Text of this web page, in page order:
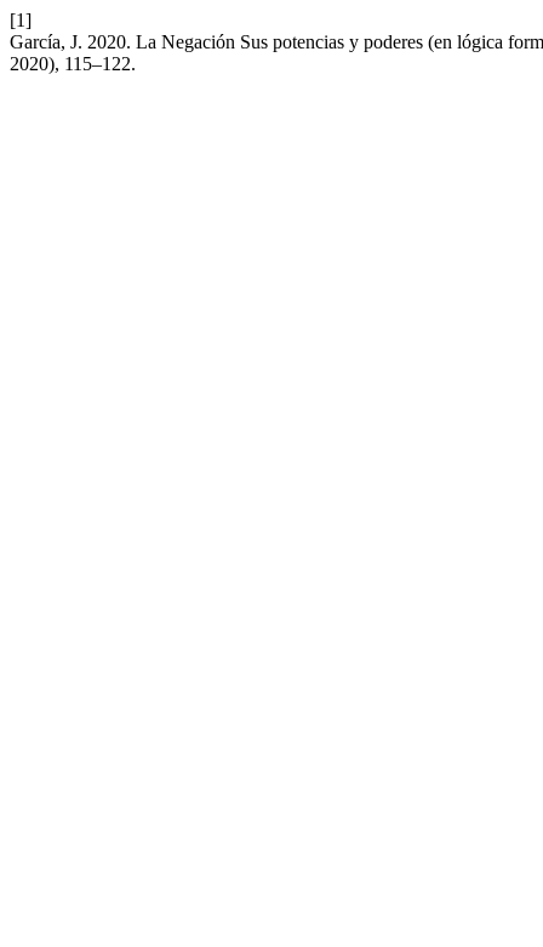
[1]
García, J. 2020. La Negación Sus potencias y poderes (en lógica
2020), 115–122.